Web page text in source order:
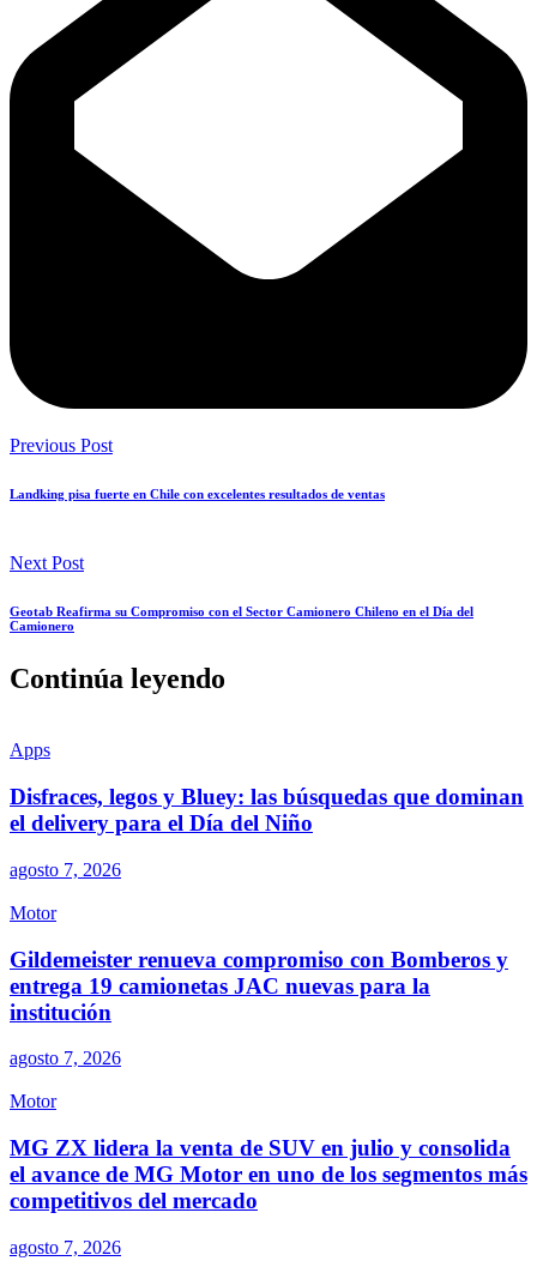
Previous Post
Landking pisa fuerte en Chile con excelentes resultados de ventas
Next Post
Geotab Reafirma su Compromiso con el Sector Camionero Chileno en el Día del
Camionero
Continúa leyendo
Apps
Disfraces, legos y Bluey: las búsquedas que dominan
el delivery para el Día del Niño
agosto 7, 2026
Motor
Gildemeister renueva compromiso con Bomberos y
entrega 19 camionetas JAC nuevas para la
institución
agosto 7, 2026
Motor
MG ZX lidera la venta de SUV en julio y consolida
el avance de MG Motor en uno de los segmentos más
competitivos del mercado
agosto 7, 2026